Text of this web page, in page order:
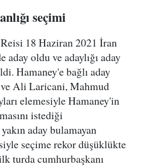
seçimi
18 Haziran 2021 İran
aday oldu ve adaylığı aday
Hamaney'e bağlı aday
Ali Laricani, Mahmud
elemesiyle Hamaney'in
istediği
aday bulamayan
seçime rekor düşüklükte
turda cumhurbaşkanı